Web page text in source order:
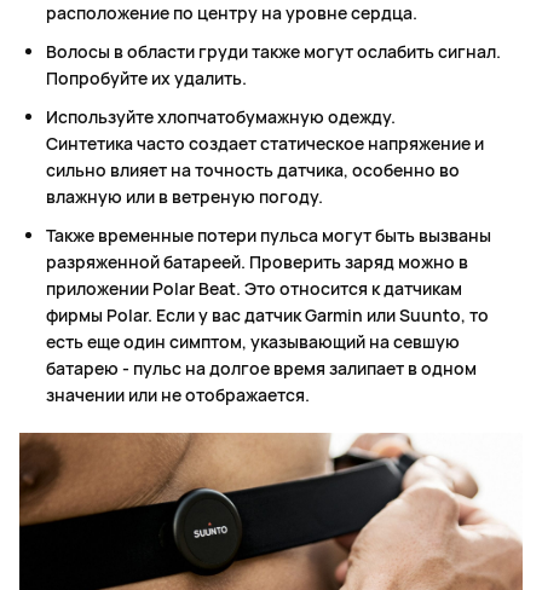
расположение по центру на уровне сердца.
Волосы в области груди также могут ослабить сигнал.
Попробуйте их удалить.
Используйте хлопчатобумажную одежду.
Синтетика часто создает статическое напряжение и
сильно влияет на точность датчика, особенно во
влажную или в ветреную погоду.
Также временные потери пульса могут быть вызваны
разряженной батареей. Проверить заряд можно в
приложении Polar Beat. Это относится к датчикам
фирмы Polar. Если у вас датчик Garmin или Suunto, то
есть еще один симптом, указывающий на севшую
батарею - пульс на долгое время залипает в одном
значении или не отображается.